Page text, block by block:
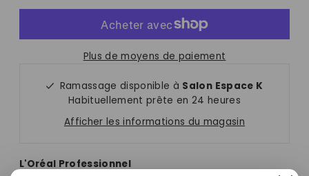
Plus de moyens de paiement
Ramassage disponible à Salon Espace K
Habituellement prête en 24 heures
Afficher les informations du magasin
L'Oréal Professionnel